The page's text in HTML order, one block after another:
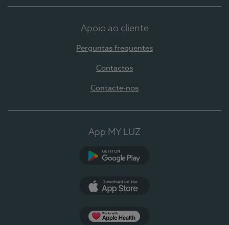
Apoio ao cliente
Perguntas frequentes
Contactos
Contacte-nos
App MY LUZ